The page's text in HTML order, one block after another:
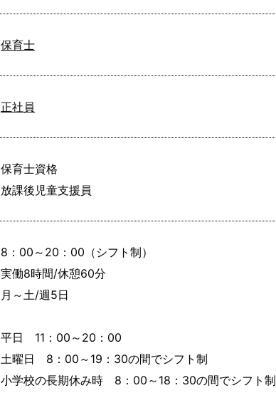
保育士
正社員
保育士資格
放課後児童支援員
8：00～20：00（シフト制）
実働8時間/休憩60分
月～土/週5日
平日　11：00～20：00
土曜日　8：00～19：30の間でシフト制
小学校の長期休み時　8：00～18：30の間でシフト制